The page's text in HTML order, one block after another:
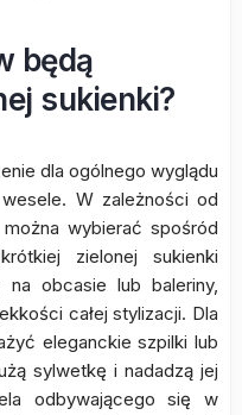
będą
sukienki?
dla ogólnego wyglądu
W zależności od
wybierać spośród
zielonej sukienki
na obcasie lub baleriny,
całej stylizacji. Dla
eleganckie szpilki lub
sylwetkę i nadadzą jej
odbywającego się w